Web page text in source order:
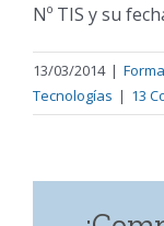
Nº TIS y su
13/03/2014 |
Tecnologías | 13